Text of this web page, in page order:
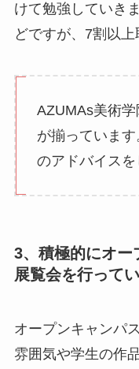
けて勉強していき
どですが、7割以上
AZUMAs美術
が揃っていま
のアドバイスを
3、積極的にオー
展覧会を行って
オープンキャンパ
雰囲気や学生の作